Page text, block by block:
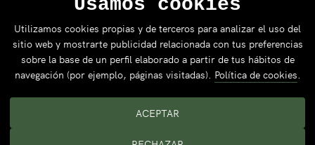
Usamos cookies
Utilizamos cookies propias y de terceros para analizar el uso del
sitio web y mostrarte publicidad relacionada con tus preferencias
sobre la base de un perfil elaborado a partir de tus hábitos de
navegación (por ejemplo, páginas visitadas). Política de cookies.
ACEPTAR